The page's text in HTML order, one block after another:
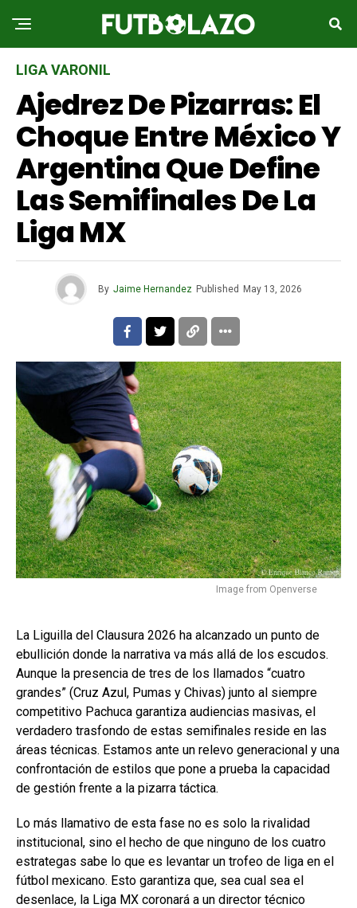
LIGA VARONIL
Ajedrez De Pizarras: El
Choque Entre México Y
Argentina Que Define
Las Semifinales De La
Liga MX
By Jaime Hernandez Published May 13, 2026
Image from Openverse
La Liguilla del Clausura 2026 ha alcanzado un punto de
ebullición donde la narrativa va más allá de los escudos.
Aunque la presencia de tres de los llamados “cuatro
grandes” (Cruz Azul, Pumas y Chivas) junto al siempre
competitivo Pachuca garantiza audiencias masivas, el
verdadero trasfondo de estas semifinales reside en las
áreas técnicas. Estamos ante un relevo generacional y una
confrontación de estilos que pone a prueba la capacidad
de gestión frente a la pizarra táctica.
Lo más llamativo de esta fase no es solo la rivalidad
institucional, sino el hecho de que ninguno de los cuatro
estrategas sabe lo que es levantar un trofeo de liga en el
fútbol mexicano. Esto garantiza que, sea cual sea el
desenlace, la Liga MX coronará a un director técnico